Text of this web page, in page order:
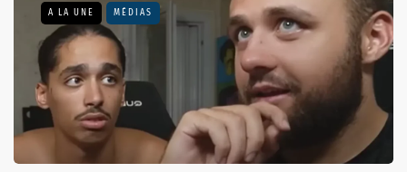
A LA UNE MÉDIAS